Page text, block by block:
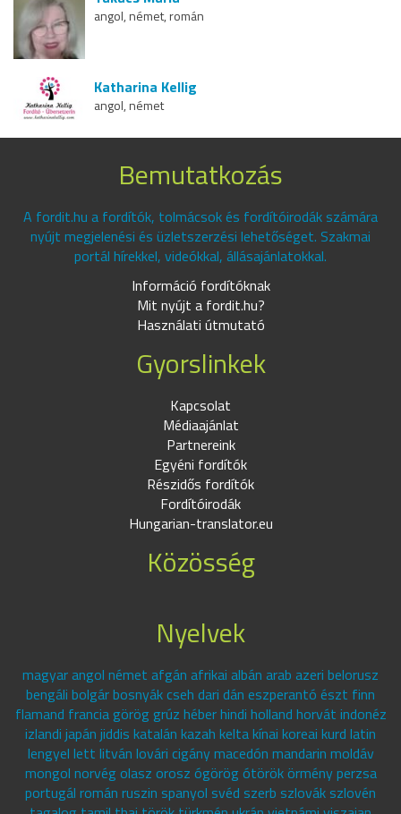
angol, német, román
Katharina Kellig
angol, német
Bemutatkozás
A fordit.hu a fordítók, tolmácsok és fordítóirodák számára
nyújt megjelenési és üzletszerzési lehetőséget. Szakmai
portál hírekkel, videókkal, állásajánlatokkal.
Információ fordítóknak
Mit nyújt a fordit.hu?
Használati útmutató
Gyorslinkek
Kapcsolat
Médiaajánlat
Partnereink
Egyéni fordítók
Részidős fordítók
Fordítóirodák
Hungarian-translator.eu
Közösség
Nyelvek
magyar angol német afgán afrikai albán arab azeri belorusz
bengáli bolgár bosnyák cseh dari dán eszperantó észt finn
flamand francia görög grúz héber hindi holland horvát indonéz
izlandi japán jiddis katalán kazah kelta kínai koreai kurd latin
lengyel lett litván lovári cigány macedón mandarin moldáv
mongol norvég olasz orosz ógörög ótörök örmény perzsa
portugál román ruszin spanyol svéd szerb szlovák szlovén